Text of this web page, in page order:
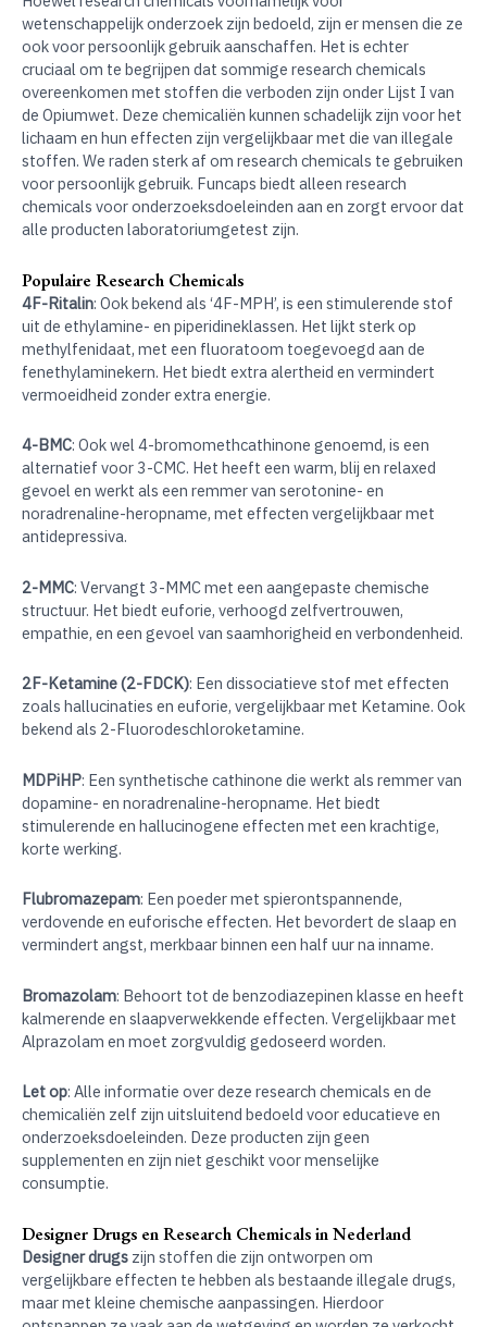
wetenschappelijk onderzoek zijn bedoeld, zijn er mensen die ze
ook voor persoonlijk gebruik aanschaffen. Het is echter
cruciaal om te begrijpen dat sommige research chemicals
overeenkomen met stoffen die verboden zijn onder Lijst I van
de Opiumwet. Deze chemicaliën kunnen schadelijk zijn voor het
lichaam en hun effecten zijn vergelijkbaar met die van illegale
stoffen. We raden sterk af om research chemicals te gebruiken
voor persoonlijk gebruik. Funcaps biedt alleen research
chemicals voor onderzoeksdoeleinden aan en zorgt ervoor dat
alle producten laboratoriumgetest zijn.
Populaire Research Chemicals
4F-Ritalin: Ook bekend als ‘4F-MPH’, is een stimulerende stof
uit de ethylamine- en piperidineklassen. Het lijkt sterk op
methylfenidaat, met een fluoratoom toegevoegd aan de
fenethylaminekern. Het biedt extra alertheid en vermindert
vermoeidheid zonder extra energie.
4-BMC: Ook wel 4-bromomethcathinone genoemd, is een
alternatief voor 3-CMC. Het heeft een warm, blij en relaxed
gevoel en werkt als een remmer van serotonine- en
noradrenaline-heropname, met effecten vergelijkbaar met
antidepressiva.
2-MMC: Vervangt 3-MMC met een aangepaste chemische
structuur. Het biedt euforie, verhoogd zelfvertrouwen,
empathie, en een gevoel van saamhorigheid en verbondenheid.
2F-Ketamine (2-FDCK): Een dissociatieve stof met effecten
zoals hallucinaties en euforie, vergelijkbaar met Ketamine. Ook
bekend als 2-Fluorodeschloroketamine.
MDPiHP: Een synthetische cathinone die werkt als remmer van
dopamine- en noradrenaline-heropname. Het biedt
stimulerende en hallucinogene effecten met een krachtige,
korte werking.
Flubromazepam: Een poeder met spierontspannende,
verdovende en euforische effecten. Het bevordert de slaap en
vermindert angst, merkbaar binnen een half uur na inname.
Bromazolam: Behoort tot de benzodiazepinen klasse en heeft
kalmerende en slaapverwekkende effecten. Vergelijkbaar met
Alprazolam en moet zorgvuldig gedoseerd worden.
Let op: Alle informatie over deze research chemicals en de
chemicaliën zelf zijn uitsluitend bedoeld voor educatieve en
onderzoeksdoeleinden. Deze producten zijn geen
supplementen en zijn niet geschikt voor menselijke
consumptie.
Designer Drugs en Research Chemicals in Nederland
Designer drugs zijn stoffen die zijn ontworpen om
vergelijkbare effecten te hebben als bestaande illegale drugs,
maar met kleine chemische aanpassingen. Hierdoor